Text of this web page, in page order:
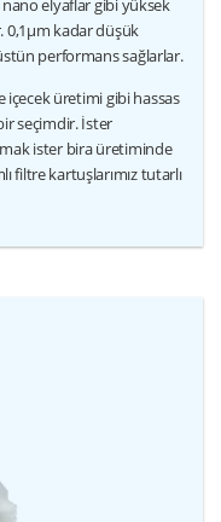
0,1μm kadar düşük
performans sağlarlar.
içecek üretimi gibi hassas
seçimdir. İster
ister bira üretiminde
filtre kartuşlarımız tutarlı